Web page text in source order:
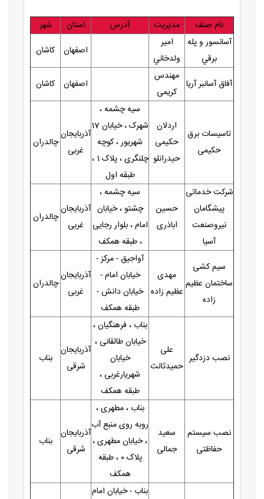
نام صنف مدیریت آدرس استان
شهر
آسانسور و پله
برقي
امير
ولدخاني
اصفهان کاشان
آفاق آسانبر آریا
مهندس
کریمی
اصفهان کاشان
تاسیسات برق
حکیمی
اردلان
حکیمی
حیدرانلو
سیه چشمه ،
شهرک ، خیابان 17
شهریور ، کوچه
چلنگری ، پلاک 1 ،
طبقه اول
آذربایجان
غربی
چالدران
شرکت خدماتی
پیشگامان
نیروصنعت
آسیا
حسین
اباذری
سیه چشمه ،
چشتو ، خیابان
امام ، بلوار رجایی
، طبقه همکف
آذربایجان
غربی
چالدران
سیم کشی
ساختمان عظیم
زاده
مهدی
عظیم زاده
آواجیق - مرکز -
خیابان امام -
خیابان دانش -
طبقه همکف
آذربایجان
غربی
چالدران
نصب دزدگیر
علی
حمیدثالث
بناب ، فرهنگیان ،
خیابان طالقانی ،
خیابان
شهریارغربی ،
طبقه همکف
آذربایجان
شرقی
بناب
نصب سیستم
حفاظتی
سعید
جمالی
بناب ، مطهری ،
روبه روی منبع آب
، خیابان مطهری ،
پلاک 0 ، طبقه
همکف
آذربایجان
شرقی
بناب
بناب - خیابان امام